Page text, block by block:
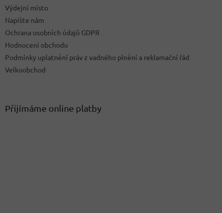
Výdejní místo
Napište nám
Ochrana osobních údajů GDPR
Hodnocení obchodu
Podmínky uplatnění práv z vadného plnění a reklamační řád
Velkoobchod
Přijímáme online platby